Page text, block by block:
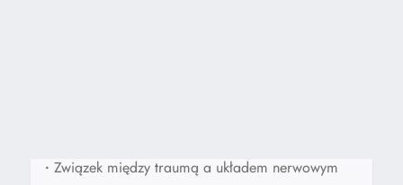
• Związek między traumą a układem nerwowym